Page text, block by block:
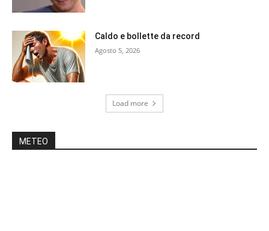
Caldo e bollette da record
Agosto 5, 2026
Load more
METEO